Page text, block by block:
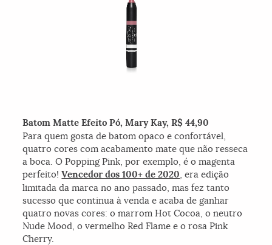
Batom Matte Efeito Pó, Mary Kay, R$ 44,90
Para quem gosta de batom opaco e confortável,
quatro cores com acabamento mate que não resseca
a boca. O Popping Pink, por exemplo, é o magenta
perfeito!Vencedor dos 100+ de 2020 , era edição
limitada da marca no ano passado, mas fez tanto
sucesso que continua à venda e acaba de ganhar
quatro novas cores: o marrom Hot Cocoa, o neutro
Nude Mood, o vermelho Red Flame e o rosa Pink
Cherry.